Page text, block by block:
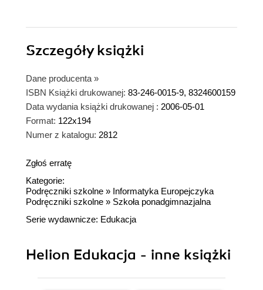
Szczegółyksiążki
Dane producenta »
ISBN Książki drukowanej: 83-246-0015-9, 8324600159
Data wydania książki drukowanej : 2006-05-01
Format: 122x194
Numer z katalogu: 2812
Zgłoś erratę
Kategorie:
Podręczniki szkolne » Informatyka Europejczyka
Podręczniki szkolne » Szkoła ponadgimnazjalna
Serie wydawnicze: Edukacja
Helion Edukacja - inne książki